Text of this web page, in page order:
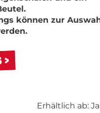
können zur
Erhältlich ab: